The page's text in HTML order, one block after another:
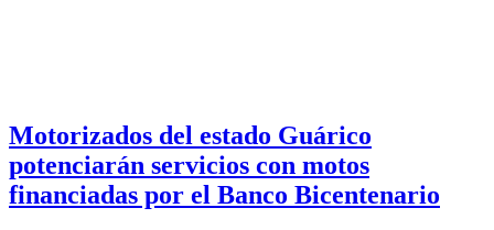
Motorizados del estado Guárico
potenciarán servicios con motos
financiadas por el Banco Bicentenario